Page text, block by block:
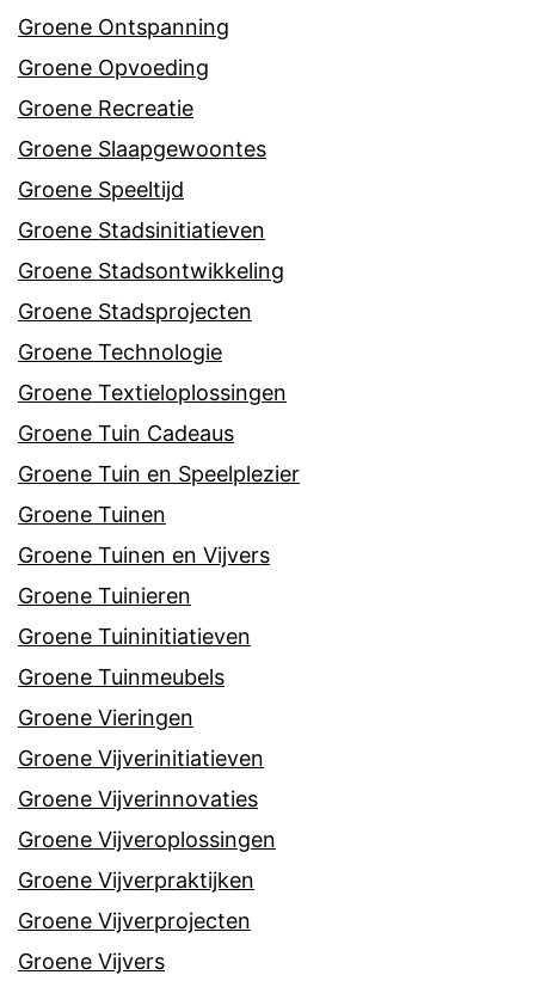
Groene Ontspanning
Groene Opvoeding
Groene Recreatie
Groene Slaapgewoontes
Groene Speeltijd
Groene Stadsinitiatieven
Groene Stadsontwikkeling
Groene Stadsprojecten
Groene Technologie
Groene Textieloplossingen
Groene Tuin Cadeaus
Groene Tuin en Speelplezier
Groene Tuinen
Groene Tuinen en Vijvers
Groene Tuinieren
Groene Tuininitiatieven
Groene Tuinmeubels
Groene Vieringen
Groene Vijverinitiatieven
Groene Vijverinnovaties
Groene Vijveroplossingen
Groene Vijverpraktijken
Groene Vijverprojecten
Groene Vijvers